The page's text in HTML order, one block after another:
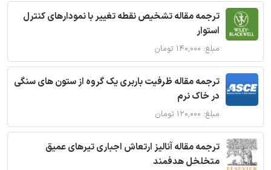
ترجمه مقاله تشخیص نقطه تغییر با نمودارهای کنترل
استوار
مبلغ: ۱۴۰,۰۰۰ تومان
ترجمه مقاله ظرفیت باربری یک گروه از ستون های سنگی
در خاک نرم
مبلغ: ۱۲۰,۰۰۰ تومان
ترجمه مقاله آنالیز ارتعاش اجباری تیرهای عمیق
متخلخل هدفمند